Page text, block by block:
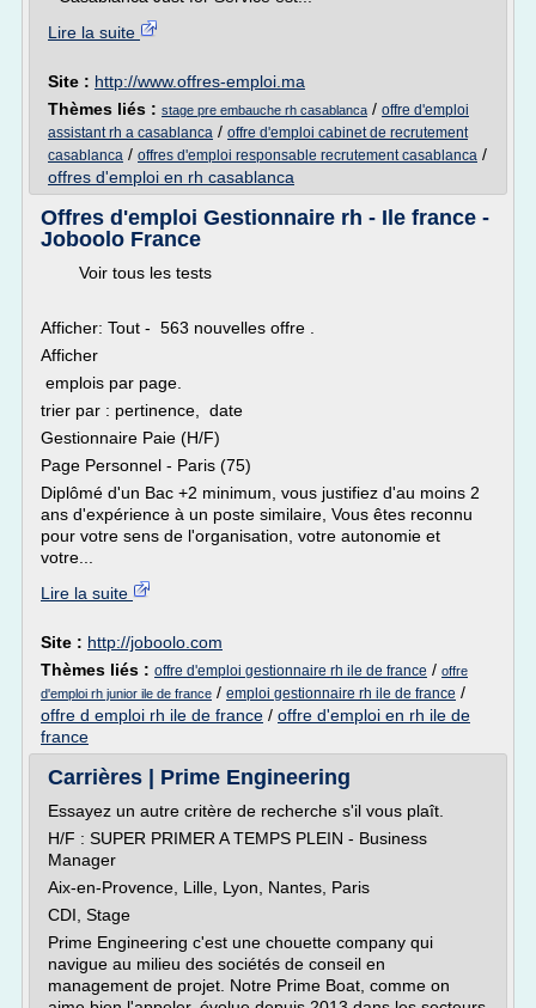
Lire la suite
Site : http://www.offres-emploi.ma
Thèmes liés : stage pre embauche rh casablanca / offre d'emploi
assistant rh a casablanca / offre d'emploi cabinet de recrutement
casablanca / offres d'emploi responsable recrutement casablanca /
offres d'emploi en rh casablanca
Offres d'emploi Gestionnaire rh - Ile france -
Joboolo France
Voir tous les tests
Afficher: Tout - 563 nouvelles offre .
Afficher
emplois par page.
trier par : pertinence, date
Gestionnaire Paie (H/F)
Page Personnel - Paris (75)
Diplômé d'un Bac +2 minimum, vous justifiez d'au moins 2
ans d'expérience à un poste similaire, Vous êtes reconnu
pour votre sens de l'organisation, votre autonomie et
votre...
Lire la suite
Site : http://joboolo.com
Thèmes liés : offre d'emploi gestionnaire rh ile de france / offre
d'emploi rh junior ile de france / emploi gestionnaire rh ile de france /
offre d emploi rh ile de france / offre d'emploi en rh ile de
france
Carrières | Prime Engineering
Essayez un autre critère de recherche s'il vous plaît.
H/F : SUPER PRIMER A TEMPS PLEIN - Business
Manager
Aix-en-Provence, Lille, Lyon, Nantes, Paris
CDI, Stage
Prime Engineering c'est une chouette company qui
navigue au milieu des sociétés de conseil en
management de projet. Notre Prime Boat, comme on